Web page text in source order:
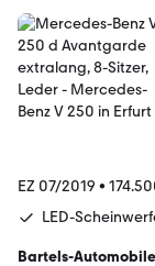
EZ 07/2019 •
LED-
Bartels-